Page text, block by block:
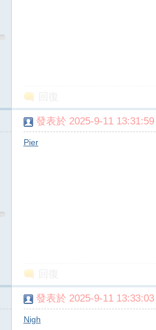
發表於 2025-9-11 13:31:59
Pier
發表於 2025-9-11 13:33:03
Nigh